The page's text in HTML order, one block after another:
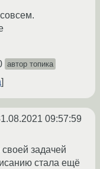
автор топика
09:57:59
задачей
стала ещё